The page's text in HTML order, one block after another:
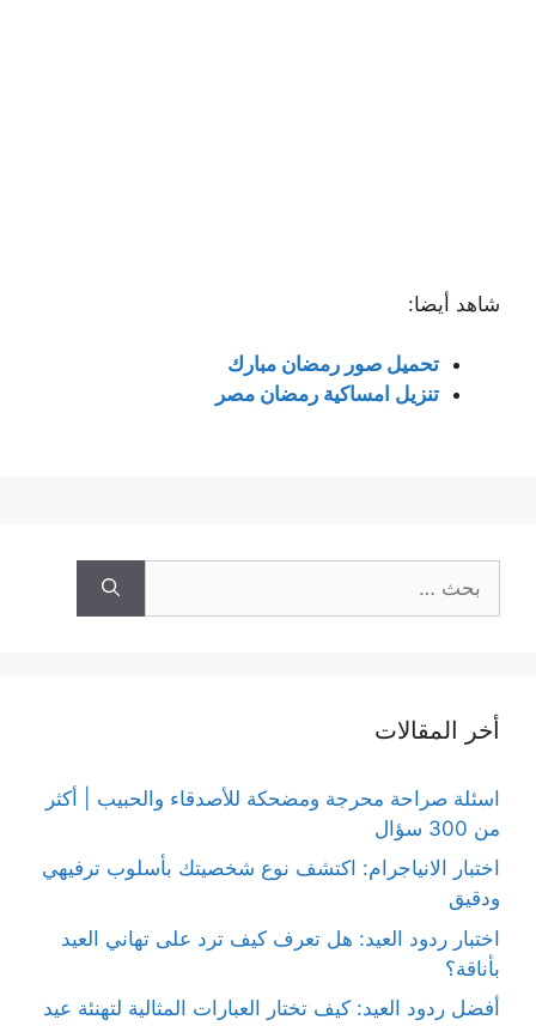
شاهد أيضا:
تحميل صور رمضان مبارك
تنزيل امساكية رمضان مصر
عن:
أخر المقالات
اسئلة صراحة محرجة ومضحكة للأصدقاء والحبيب | أكثر
من 300 سؤال
اختبار الانياجرام: اكتشف نوع شخصيتك بأسلوب ترفيهي
ودقيق
اختبار ردود العيد: هل تعرف كيف ترد على تهاني العيد
بأناقة؟
أفضل ردود العيد: كيف تختار العبارات المثالية لتهنئة عيد